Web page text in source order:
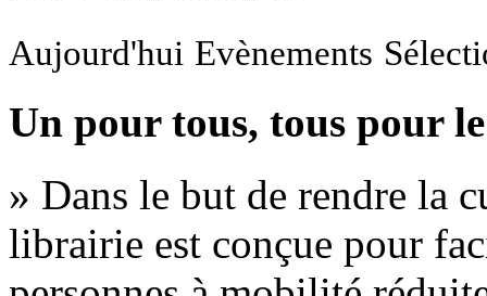
Aujourd'hui Evènements
Un pour tous, tous pour
» Dans le but de rendre la
librairie est conçue pour